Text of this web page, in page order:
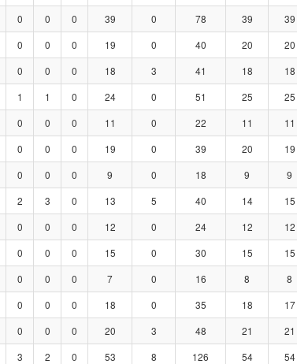
0 0 0 39 0 78 39 39
0 0 0 19 0 40 20 20
0 0 0 18 3 41 18 18
1 1 0 24 0 51 25 25
0 0 0 11 0 22 11 11
0 0 0 19 0 39 20 19
0 0 0 9 0 18 9 9
2 3 0 13 5 40 14 15
0 0 0 12 0 24 12 12
0 0 0 15 0 30 15 15
0 0 0 7 0 16 8 8
0 0 0 18 0 35 18 17
0 0 0 20 3 48 21 21
3 2 0 53 8 126 54 54